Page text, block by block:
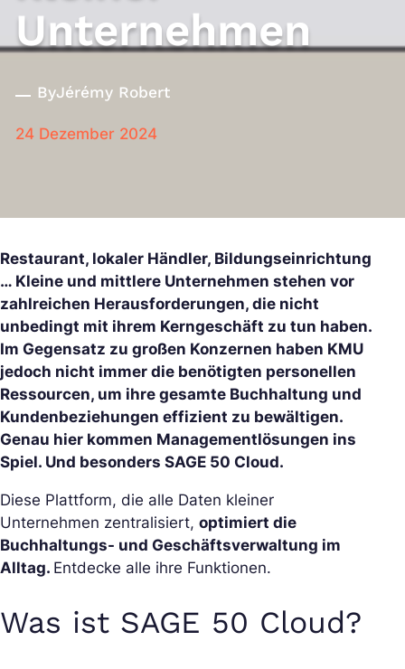
Unternehmen
ByJérémy Robert
24 Dezember 2024
Restaurant, lokaler Händler, Bildungseinrichtung
… Kleine und mittlere Unternehmen stehen vor
zahlreichen Herausforderungen, die nicht
unbedingt mit ihrem Kerngeschäft zu tun haben.
Im Gegensatz zu großen Konzernen haben KMU
jedoch nicht immer die benötigten personellen
Ressourcen, um ihre gesamte Buchhaltung und
Kundenbeziehungen effizient zu bewältigen.
Genau hier kommen Managementlösungen ins
Spiel. Und besonders SAGE 50 Cloud.
Diese Plattform, die alle Daten kleiner
Unternehmen zentralisiert, optimiert die
Buchhaltungs- und Geschäftsverwaltung im
Alltag. Entdecke alle ihre Funktionen.
Was ist SAGE 50 Cloud?